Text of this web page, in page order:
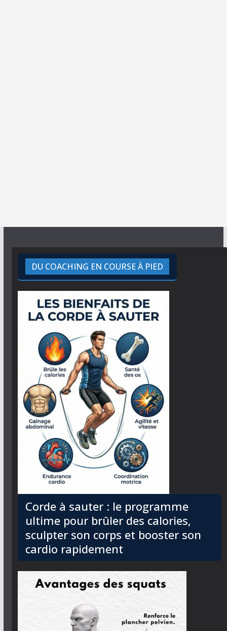
DU COACHING EN COURSE À PIED
Corde à sauter : le programme
ultime pour brûler des calories,
sculpter son corps et booster son
cardio rapidement